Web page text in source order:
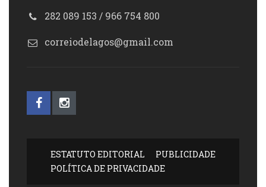
282 089 153 / 966 754 800
correiodelagos@gmail.com
ESTATUTO EDITORIAL
PUBLICIDADE
POLÍTICA DE PRIVACIDADE